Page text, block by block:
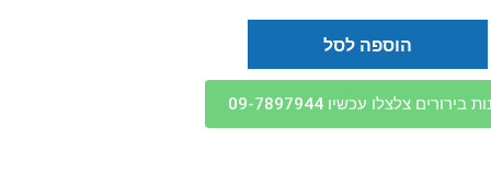
הוספה לסל
בירורים צלצלו עכשיו 09-7897944